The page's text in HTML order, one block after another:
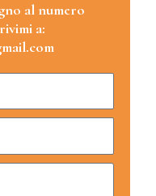
al numero
a: